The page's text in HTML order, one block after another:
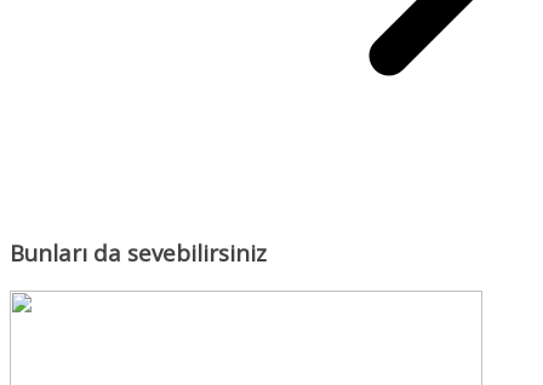
Bunları da sevebilirsiniz